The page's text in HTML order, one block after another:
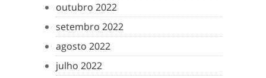
outubro 2022
setembro 2022
agosto 2022
julho 2022